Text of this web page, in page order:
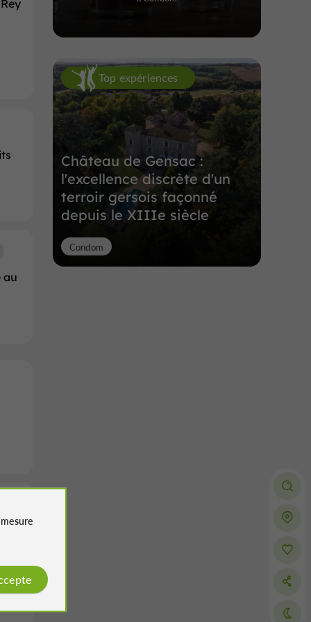
au
Top expériences
Château de Gensac :
l'excellence discrète d'un
terroir gersois façonné
depuis le XIIIe siècle
Condom
mesure